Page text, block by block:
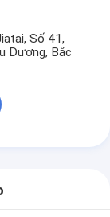
Số 41,
Dương, Bắc